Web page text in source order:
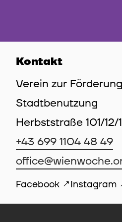
Kontakt
Verein zur
Stadtbenutzung
Herbststraße 101/12/
+43 699 1104 48 49
Facebook Instagram